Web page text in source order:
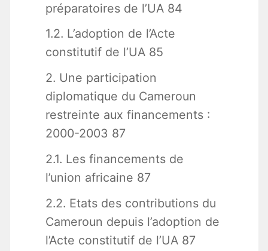
préparatoires de l’UA 84
1.2. L’adoption de l’Acte
constitutif de l’UA 85
2. Une participation
diplomatique du Cameroun
restreinte aux financements :
2000-2003 87
2.1. Les financements de
l’union africaine 87
2.2. Etats des contributions du
Cameroun depuis l’adoption de
l’Acte constitutif de l’UA 87